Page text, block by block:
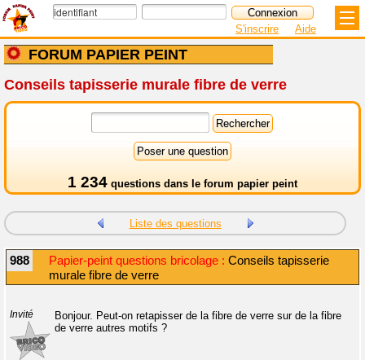
FORUM PAPIER PEINT
S'inscrire Aide
Conseils tapisserie murale fibre de verre
1 234 questions dans le forum papier peint
Liste des questions
988 Papier-peint questions bricolage : Conseils tapisserie
murale fibre de verre
Invité
Bonjour. Peut-on retapisser de la fibre de verre sur de la fibre
de verre autres motifs ?